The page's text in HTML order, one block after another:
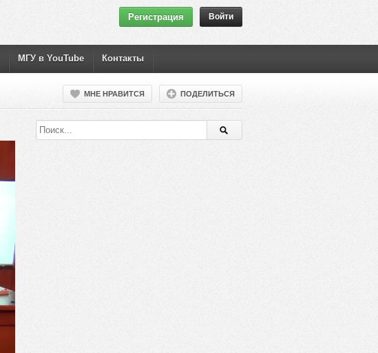
Регистрация Войти
МГУ в YouTube Контакты
МНЕ НРАВИТСЯ ПОДЕЛИТЬСЯ